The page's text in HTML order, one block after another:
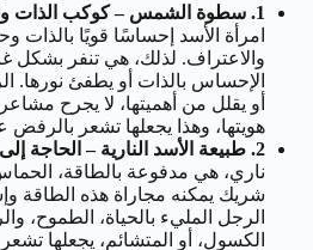
1. سطوة الشمس – كوكب الذات والمركزية:
امرأة الأسد إحساسًا قويًا بالذات
والاعتراف. لذلك، هي تنفر بشكل
الإحساس بالذات أو يطفئ نورها.
أو يقلل من أهميتها، لا يجرح
هويتها، وهذا يجعلها تشعر
2. طبيعة الأسد النارية – الحاجة إلى الشغف والحماس:
ناري، هي مدفوعة بالطاقة،
شريك يمكنه مجاراة هذه الطاقة
الرجل المليء بالحياة، الطموح،
الكسول، أو المتشائم، يجعلها